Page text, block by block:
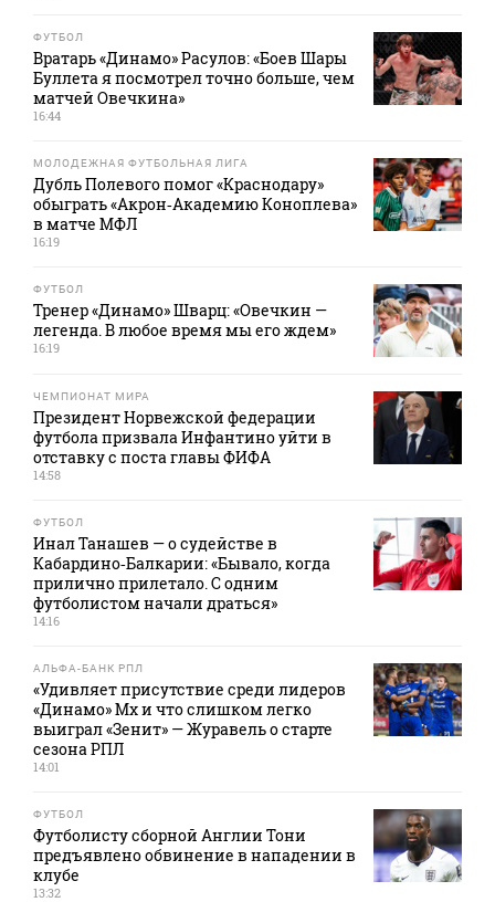
ФУТБОЛ
Вратарь «Динамо» Расулов: «Боев Шары
Буллета я посмотрел точно больше, чем
матчей Овечкина»
16:44
МОЛОДЕЖНАЯ ФУТБОЛЬНАЯ ЛИГА
Дубль Полевого помог «Краснодару»
обыграть «Акрон‑Академию Коноплева»
в матче МФЛ
16:19
ФУТБОЛ
Тренер «Динамо» Шварц: «Овечкин —
легенда. В любое время мы его ждем»
16:19
ЧЕМПИОНАТ МИРА
Президент Норвежской федерации
футбола призвала Инфантино уйти в
отставку с поста главы ФИФА
14:58
ФУТБОЛ
Инал Танашев — о судействе в
Кабардино‑Балкарии: «Бывало, когда
прилично прилетало. С одним
футболистом начали драться»
14:16
АЛЬФА-БАНК РПЛ
«Удивляет присутствие среди лидеров
«Динамо» Мх и что слишком легко
выиграл «Зенит» — Журавель о старте
сезона РПЛ
14:01
ФУТБОЛ
Футболисту сборной Англии Тони
предъявлено обвинение в нападении в
клубе
13:32